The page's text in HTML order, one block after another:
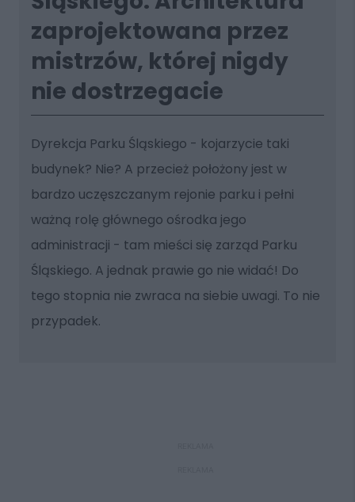
zaprojektowana przez
mistrzów, której nigdy
nie dostrzegacie
Dyrekcja Parku Śląskiego - kojarzycie taki
budynek? Nie? A przecież położony jest w
bardzo uczęszczanym rejonie parku i pełni
ważną rolę głównego ośrodka jego
administracji - tam mieści się zarząd Parku
Śląskiego. A jednak prawie go nie widać! Do
tego stopnia nie zwraca na siebie uwagi. To nie
przypadek.